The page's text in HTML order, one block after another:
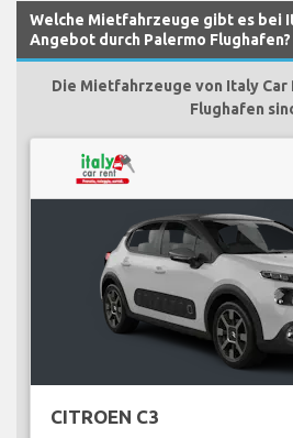
Welche Mietfahrzeuge gibt es bei
Angebot durch Palermo Flughafen?
Die Mietfahrzeuge von Italy Car
Flughafen
CITROEN C3